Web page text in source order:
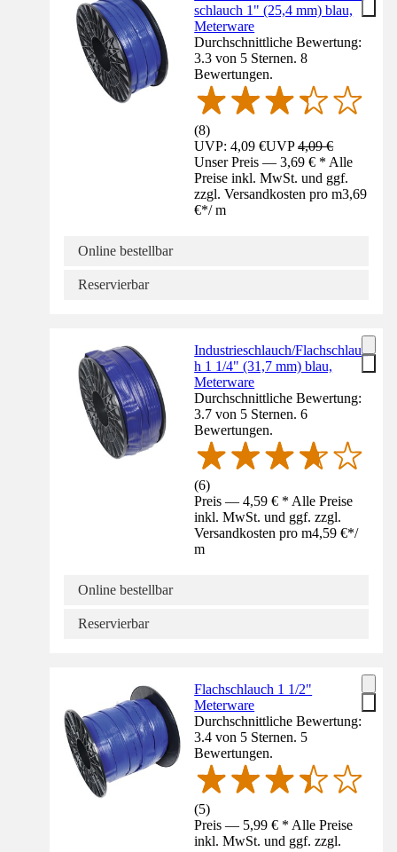
schlauch 1" (25,4 mm) blau,
Meterware
Durchschnittliche Bewertung:
3.3 von 5 Sternen. 8
Bewertungen.
(8)
UVP: 4,09 €UVP4,09 €
Unser Preis — 3,69 € * Alle
Preise inkl. MwSt. und ggf.
zzgl. Versandkosten pro m3,69
€*/ m
Online bestellbar
Reservierbar
Industrieschlauch/Flachschlauc
h 1 1/4" (31,7 mm) blau,
Meterware
Durchschnittliche Bewertung:
3.7 von 5 Sternen. 6
Bewertungen.
(6)
Preis — 4,59 € * Alle Preise
inkl. MwSt. und ggf. zzgl.
Versandkosten pro m4,59 €*/
m
Online bestellbar
Reservierbar
Flachschlauch 1 1/2"
Meterware
Durchschnittliche Bewertung:
3.4 von 5 Sternen. 5
Bewertungen.
(5)
Preis — 5,99 € * Alle Preise
inkl. MwSt. und ggf. zzgl.